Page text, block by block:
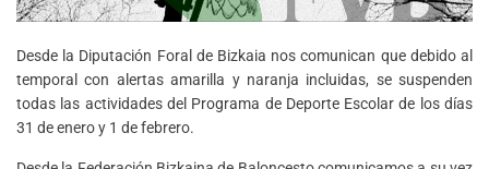
Desde la Diputación Foral de Bizkaia nos comunican que debido al
temporal con alertas amarilla y naranja incluidas, se suspenden
todas las actividades del Programa de Deporte Escolar de los días
31 de enero y 1 de febrero.